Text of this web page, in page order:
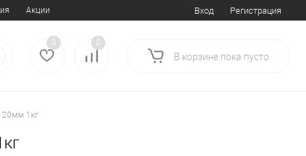
Акции Вход Регистрация
0 0
В корзине пока пусто
20мм 1кг